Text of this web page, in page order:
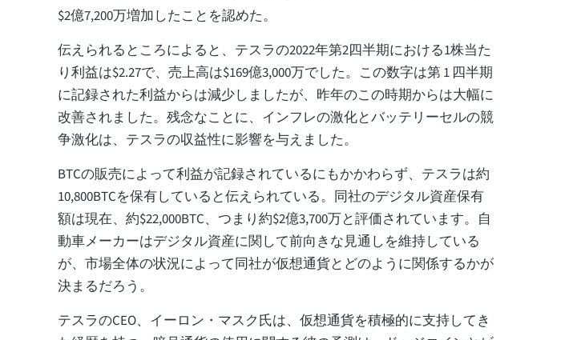
$2億7,200万増加したことを認めた。
伝えられるところによると、テスラの2022年第2四半期における1株当た
り利益は$2.27で、売上高は$169億3,000万でした。この数字は第 1 四半期
に記録された利益からは減少しましたが、昨年のこの時期からは大幅に
改善されました。残念なことに、インフレの激化とバッテリーセルの競
争激化は、テスラの収益性に影響を与えました。
BTCの販売によって利益が記録されているにもかかわらず、テスラは約
10,800BTCを保有していると伝えられている。同社のデジタル資産保有
額は現在、約$22,000BTC、つまり約$2億3,700万と評価されています。自
動車メーカーはデジタル資産に関して前向きな見通しを維持している
が、市場全体の状況によって同社が仮想通貨とどのように関係するかが
決まるだろう。
テスラのCEO、イーロン・マスク氏は、仮想通貨を積極的に支持してき